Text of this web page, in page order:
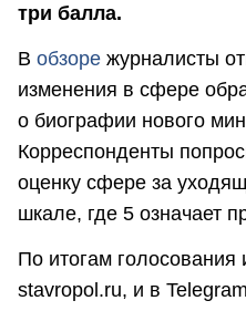
три балла.
В обзоре журналисты
изменения в сфере
о биографии нового
Корреспонденты
оценку сфере за
шкале, где 5 означает
По итогам голосования
stavropol.ru, и в